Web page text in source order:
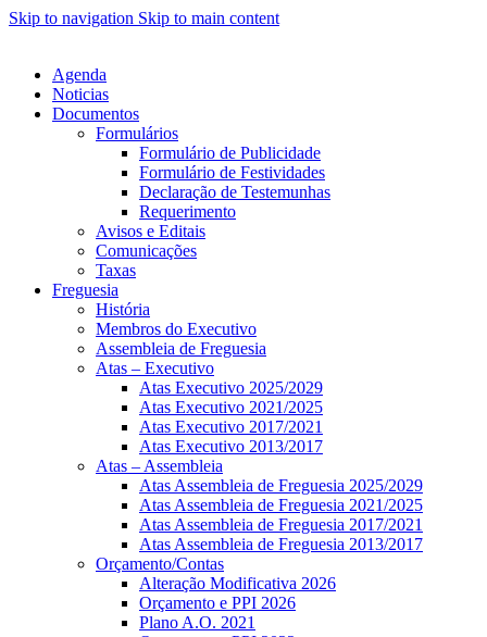
Skip to navigation Skip to main content
Agenda
Noticias
Documentos
Formulários
Formulário de Publicidade
Formulário de Festividades
Declaração de Testemunhas
Requerimento
Avisos e Editais
Comunicações
Taxas
Freguesia
História
Membros do Executivo
Assembleia de Freguesia
Atas – Executivo
Atas Executivo 2025/2029
Atas Executivo 2021/2025
Atas Executivo 2017/2021
Atas Executivo 2013/2017
Atas – Assembleia
Atas Assembleia de Freguesia 2025/2029
Atas Assembleia de Freguesia 2021/2025
Atas Assembleia de Freguesia 2017/2021
Atas Assembleia de Freguesia 2013/2017
Orçamento/Contas
Alteração Modificativa 2026
Orçamento e PPI 2026
Plano A.O. 2021